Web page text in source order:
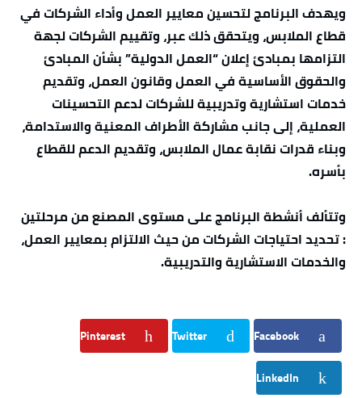
ويهدف البرنامج لتحسين معايير العمل وأداء الشركات في
قطاع الملابس، ويتحقق ذلك عبر، وتقييم الشركات لجهة
التزامها بمبادئ إعلان “العمل الدولية” بشأن المبادئ
والحقوق الأساسية في العمل وقانون العمل، وتقديم
خدمات استشارية وتدريبية للشركات لدعم التحسينات
العملية، إلى جانب مشاركة الأطراف المعنية والاستدامة،
وبناء قدرات نقابة عمال الملابس، وتقديم الدعم للقطاع
بأسره.
وتتألف أنشطة البرنامج على مستوى المصنع من مرحلتين
: تحديد احتياجات الشركات من حيث الالتزام بمعايير العمل،
والخدمات الاستشارية والتدريبية.
Facebook
Twitter
Pinterest
LinkedIn